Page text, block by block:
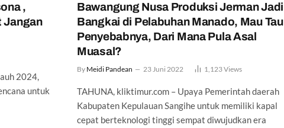
,
Jangan
2024,
untuk
Bawangung Nusa Produksi Jerman Jadi
Bangkai di Pelabuhan Manado, Mau Tau
Penyebabnya, Dari Mana Pula Asal
Muasal?
By Meidi Pandean 23 Juni 2022 1,123Views
TAHUNA, kliktimur.com – Upaya Pemerintah daerah
Kabupaten Kepulauan Sangihe untuk memiliki kapal
cepat berteknologi tinggi sempat diwujudkan era